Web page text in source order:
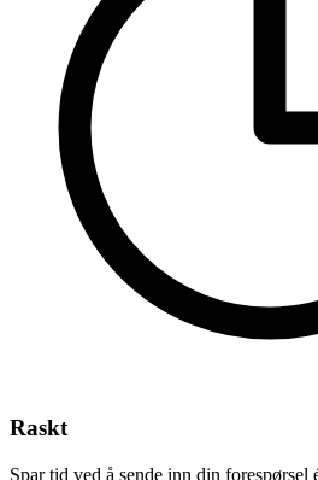
Raskt
Spar tid ved å sende inn din forespørsel